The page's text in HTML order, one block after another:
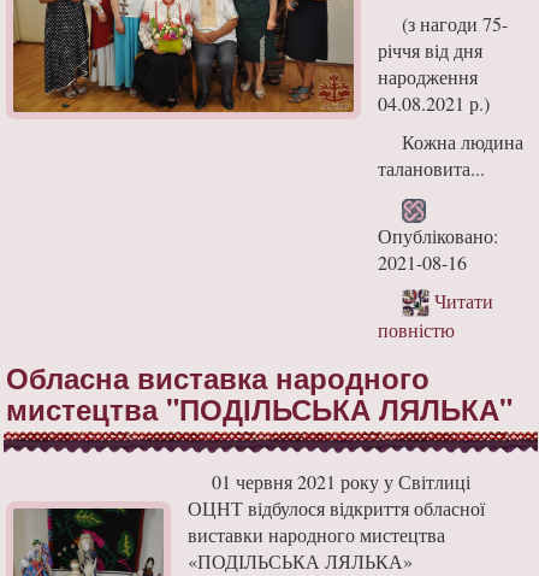
(з нагоди 75-
річчя від дня
народження
04.08.2021 р.)
Кожна людина
талановита...
Опубліковано:
2021-08-16
Читати
повністю
Обласна виставка народного
мистецтва "ПОДІЛЬСЬКА ЛЯЛЬКА"
01 червня 2021 року у Світлиці
ОЦНТ відбулося відкриття обласної
виставки народного мистецтва
«ПОДІЛЬСЬКА ЛЯЛЬКА»